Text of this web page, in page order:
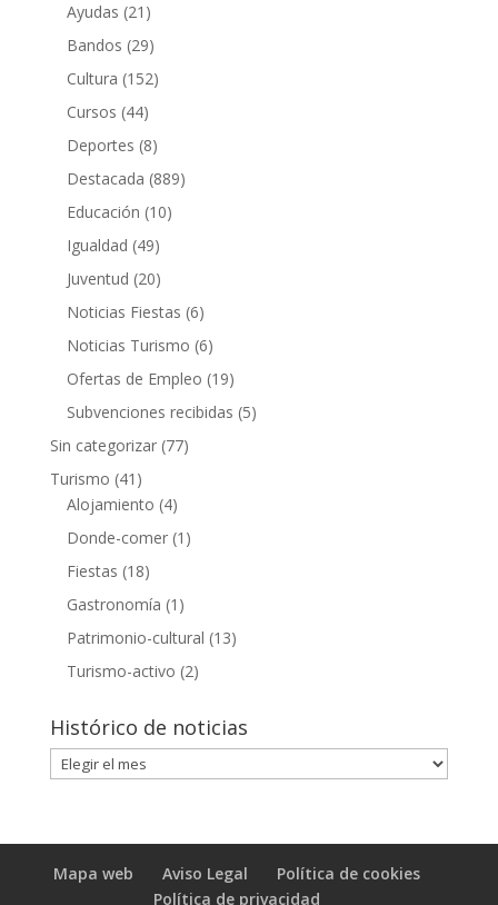
Ayudas (21)
Bandos (29)
Cultura (152)
Cursos (44)
Deportes (8)
Destacada (889)
Educación (10)
Igualdad (49)
Juventud (20)
Noticias Fiestas (6)
Noticias Turismo (6)
Ofertas de Empleo (19)
Subvenciones recibidas (5)
Sin categorizar(77)
Turismo (41)
Alojamiento (4)
Donde-comer(1)
Fiestas (18)
Gastronomía (1)
Patrimonio-cultural (13)
Turismo-activo (2)
Histórico de noticias
Histórico
de
Mapa web Aviso Legal
Política de cookies
Política de privacidad